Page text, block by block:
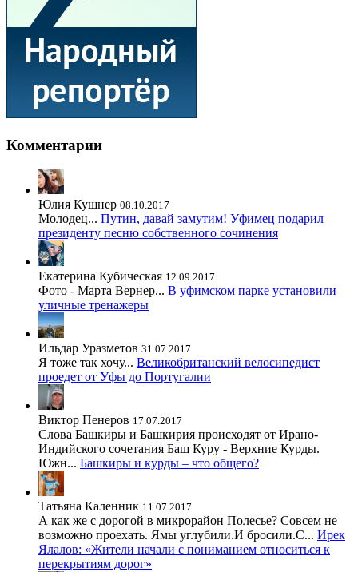
Комментарии
Юлия Кушнер 08.10.2017
Молодец... Путин, давай замутим! Уфимец подарил
президенту песню собственного сочинения
Екатерина Кубическая 12.09.2017
Фото - Марта Вернер... В уфимском парке установили
уличные тренажеры
Ильдар Уразметов 31.07.2017
Я тоже так хочу... Великобританский велосипедист
проедет от Уфы до Португалии
Виктор Пенеров 17.07.2017
Слова Башкиры и Башкирия происходят от Ирано-
Индийского сочетания Баш Куру - Верхние Курды.
Южн... Башкиры и курды – что общего?
Татьяна Каленник 11.07.2017
А как же с дорогой в микрорайон Полесье? Совсем не
возможно проехать. Ямы углубили.И бросили.С... Ирек
Ялалов: «Жители начали с пониманием относиться к
перекрытиям дорог»